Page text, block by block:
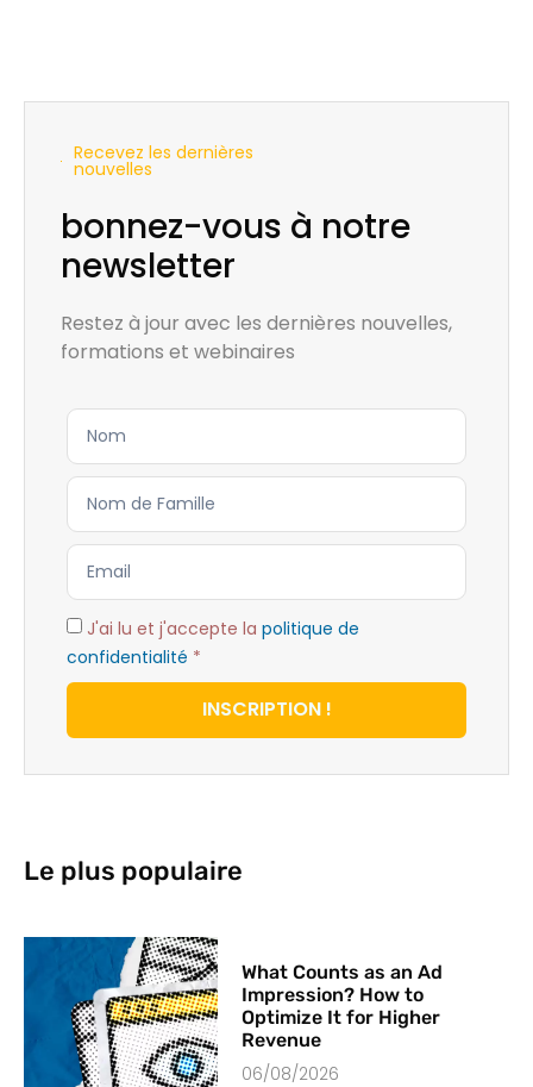
Recevez les dernières
nouvelles
bonnez-vous à notre
newsletter
Restez à jour avec les dernières nouvelles,
formations et webinaires
J'ai lu et j'accepte la politique de
confidentialité *
INSCRIPTION !
Le plus populaire
What Counts as an Ad
Impression? How to
Optimize It for Higher
Revenue
06/08/2026